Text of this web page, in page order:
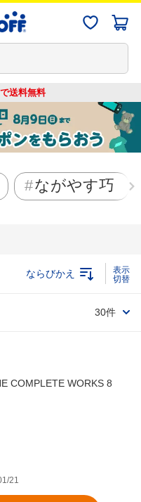
送料無料
ながやす巧
ならびかえ
30件
COMPLETE WORKS 8
21